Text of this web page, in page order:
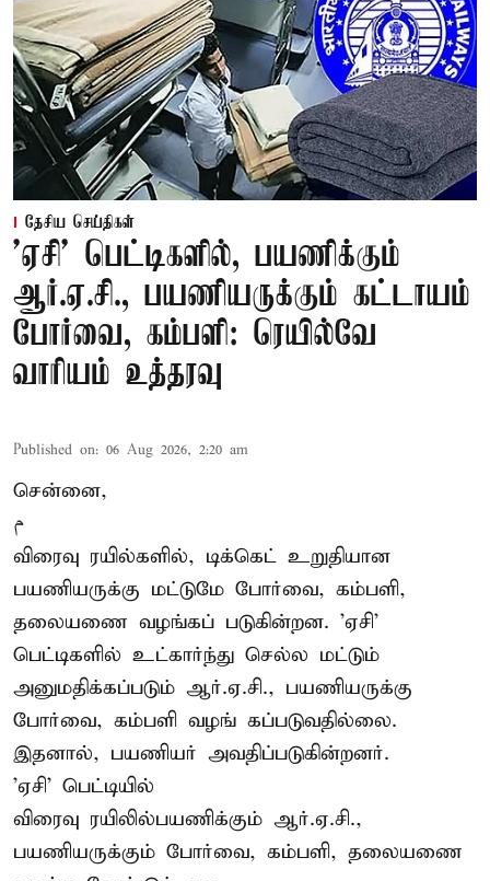
தேசிய செய்திகள்
'ஏசி' பெட்டிகளில், பயணிக்கும்
ஆர்.ஏ.சி., பயணியருக்கும் கட்டாயம்
போர்வை, கம்பளி: ரெயில்வே
வாரியம் உத்தரவு
Published on: 06 Aug 2026, 2:20 am
சென்னை,
م
விரைவு ரயில்களில், டிக்கெட் உறுதியான
பயணியருக்கு மட்டுமே போர்வை, கம்பளி,
தலையணை வழங்கப் படுகின்றன. 'ஏசி'
பெட்டிகளில் உட்கார்ந்து செல்ல மட்டும்
அனுமதிக்கப்படும் ஆர்.ஏ.சி., பயணியருக்கு
போர்வை, கம்பளி வழங் கப்படுவதில்லை.
இதனால், பயணியர் அவதிப்படுகின்றனர்.
'ஏசி' பெட்டியில்
விரைவு ரயிலில்பயணிக்கும் ஆர்.ஏ.சி.,
பயணியருக்கும் போர்வை, கம்பளி, தலையணை